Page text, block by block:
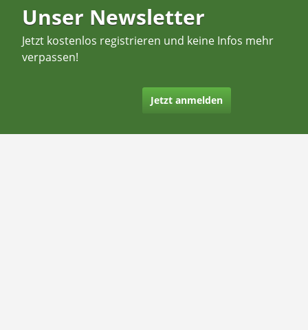
Unser Newsletter
Jetzt kostenlos registrieren und keine Infos mehr
verpassen!
Jetzt anmelden